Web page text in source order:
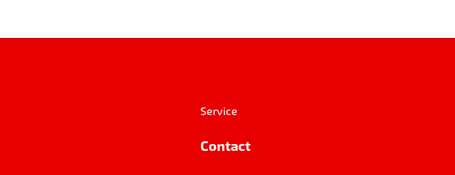
Service
Contact